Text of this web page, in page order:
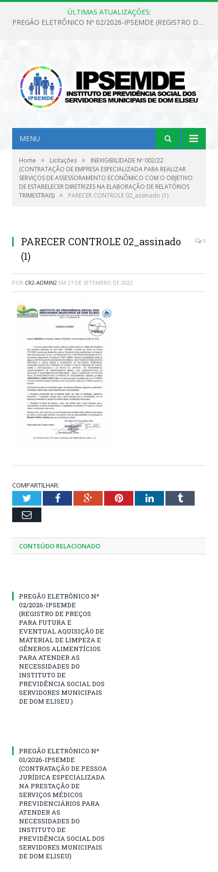
ÚLTIMAS ATUALIZAÇÕES:
PREGÃO ELETRÔNICO Nº 02/2026-IPSEMDE (REGISTRO DE PREÇOS PARA FUTURA E EVENTUAL AQUISIÇÃO DE MATERIAL DE LIMPEZA E GÊNEROS ALIMENTÍCIOS PARA ATENDER AS NECESSIDADES DO INSTITUTO DE PREVIDÊNCIA SOCIAL DOS SERVIDORES MUNICIPAIS DE DOM ELISEU.)
MENU
Home » Licitações »
INEXIGIBILIDADE Nº 002/22
(CONTRATAÇÃO DE EMPRESA ESPECIALIZADA PARA REALIZAR
SERVIÇOS DE ASSESSORAMENTO ECONÔMICO COM O OBJETIVO
DE ESTABELECER DIRETRIZES NA ELABORAÇÃO DE RELATÓRIOS
TRIMESTRAIS) » PARECER CONTROLE 02_assinado (1)
PARECER CONTROLE 02_assinado
(1)
0
POR CR2-ADMIN2 EM 27 DE SETEMBRO DE 2022
COMPARTILHAR:
TwitterFacebookGoogle+PinterestLinkedInTumblr
Email
CONTEÚDO RELACIONADO
PREGÃO ELETRÔNICO Nº
02/2026-IPSEMDE
(REGISTRO DE PREÇOS
PARA FUTURA E
EVENTUAL AQUISIÇÃO DE
MATERIAL DE LIMPEZA E
GÊNEROS ALIMENTÍCIOS
PARA ATENDER AS
NECESSIDADES DO
INSTITUTO DE
PREVIDÊNCIA SOCIAL DOS
SERVIDORES MUNICIPAIS
DE DOM ELISEU.)
PREGÃO ELETRÔNICO Nº
01/2026-IPSEMDE
(CONTRATAÇÃO DE PESSOA
JURÍDICA ESPECIALIZADA
NA PRESTAÇÃO DE
SERVIÇOS MÉDICOS
PREVIDENCIÁRIOS PARA
ATENDER AS
NECESSIDADES DO
INSTITUTO DE
PREVIDÊNCIA SOCIAL DOS
SERVIDORES MUNICIPAIS
DE DOM ELISEU)